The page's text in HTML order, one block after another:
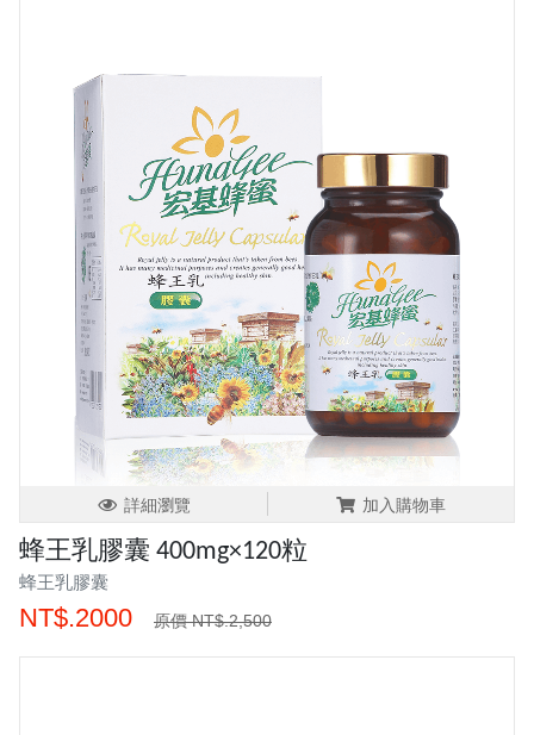
詳細瀏覽 加入購物車
蜂王乳膠囊 400mg×120粒
蜂王乳膠囊
NT$.2000 原價 NT$.2,500